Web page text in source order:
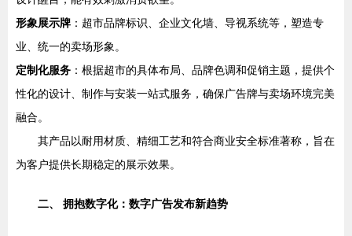
形象展示牌 ：超市品牌标识、企业文化墙、导视系统等，塑造专
业、统一的卖场形象。
定制化服务 ：根据超市的具体布局、品牌色调和促销主题，提供个
性化的设计、制作与安装一站式服务，确保广告牌与卖场环境完美
融合。
其产品以耐用材质、精细工艺和符合商业安全标准著称，旨在
为客户提供长期稳定的展示效果。
二、 拥抱数字化：数字广告发布新趋势